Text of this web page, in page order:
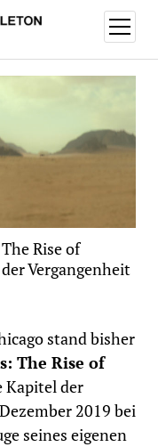
Menü
öffnen
Rise of
Vergangenheit
stand bisher
The Rise of
Kapitel der
2019 bei
seines eigenen